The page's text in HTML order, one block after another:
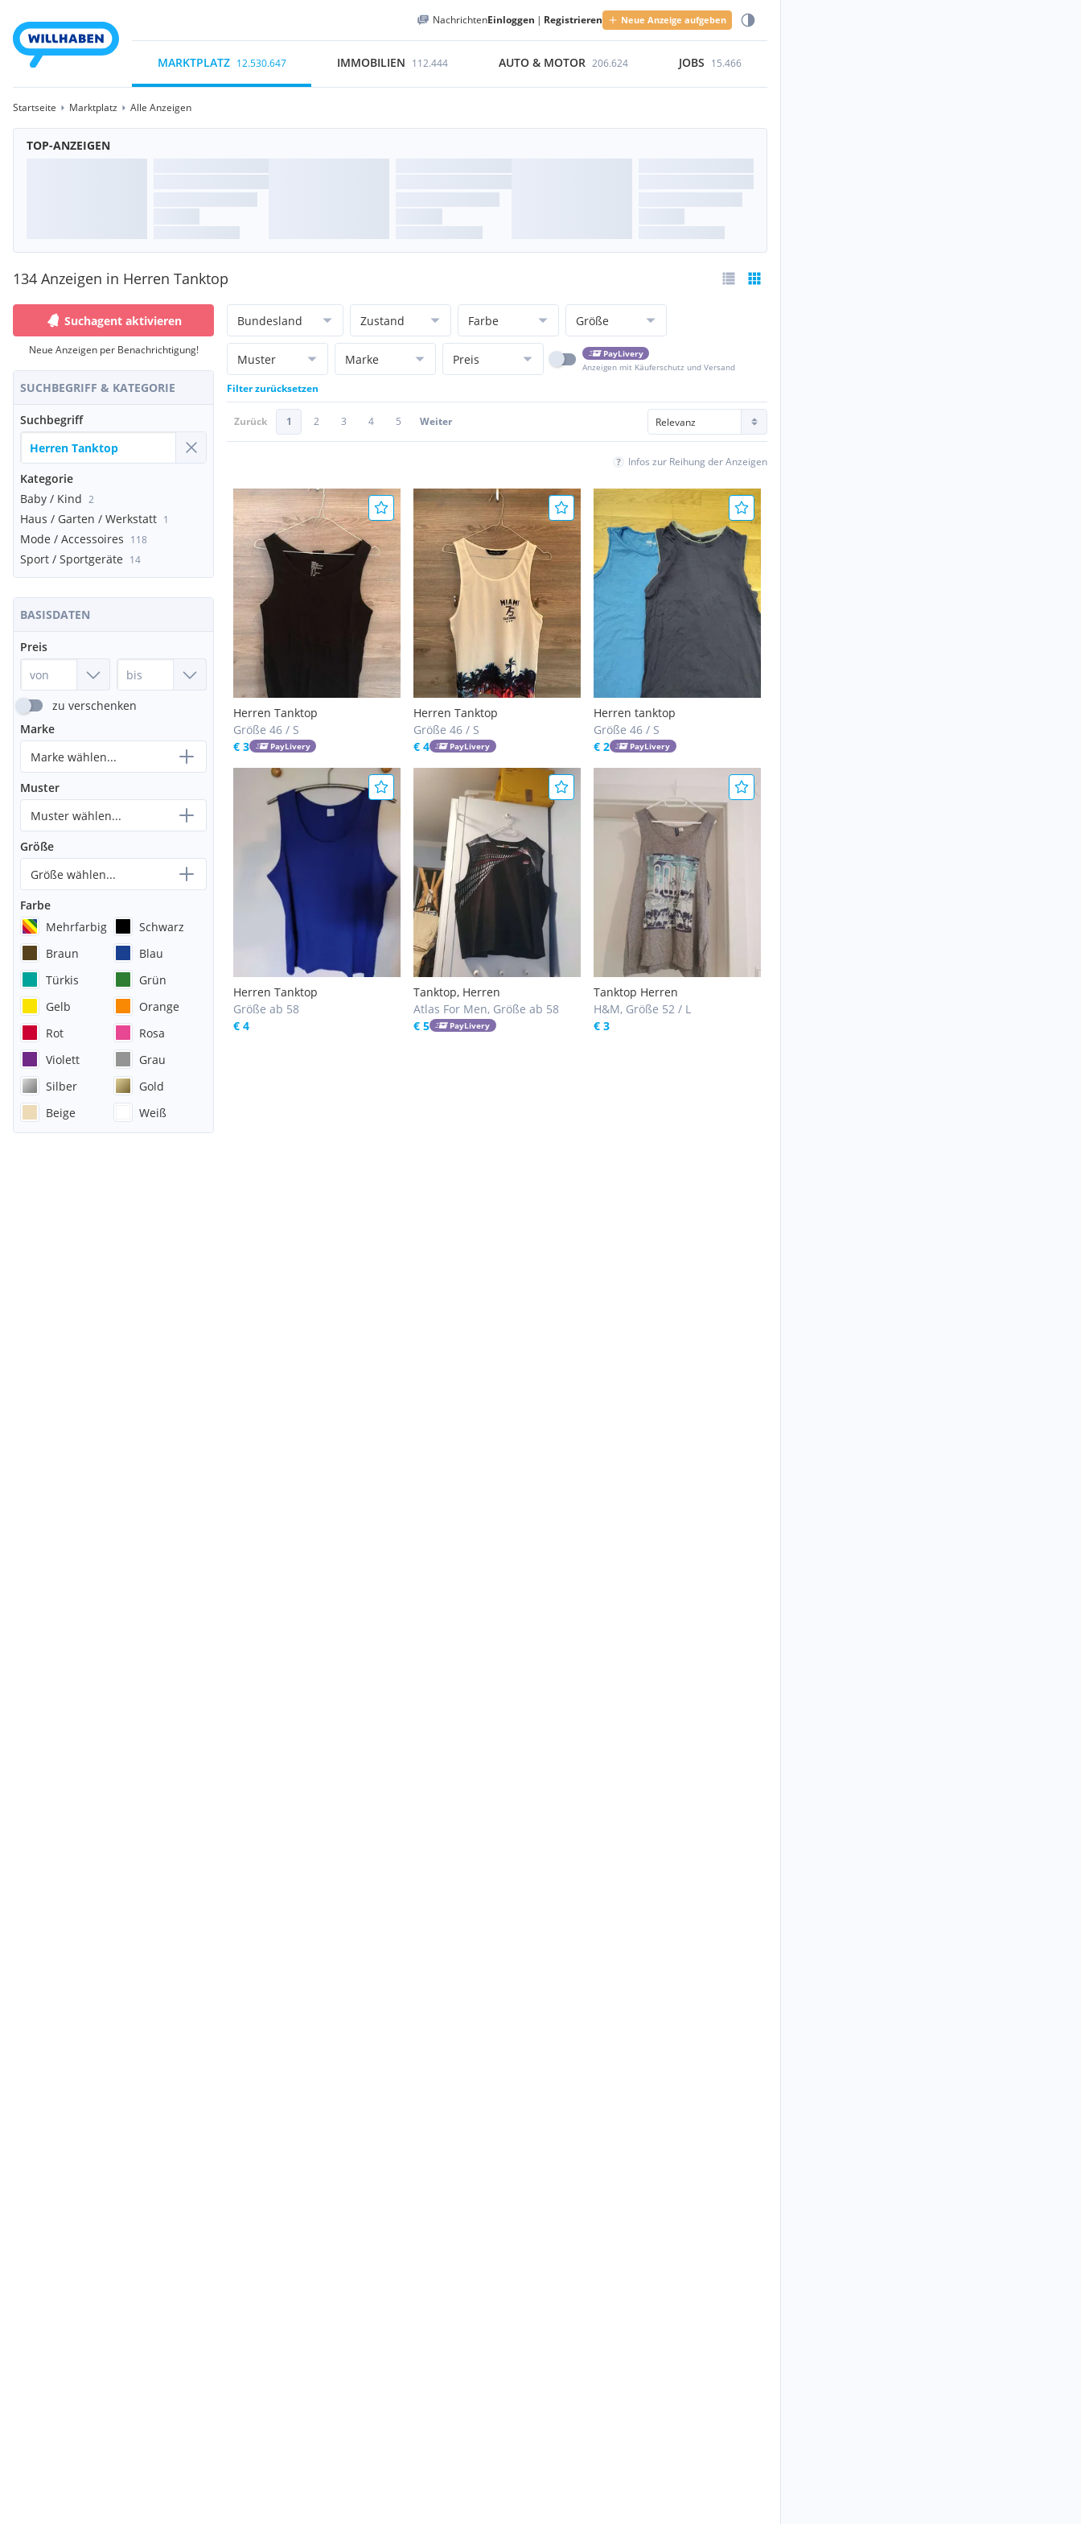
NachrichtenEinloggen | Registrieren Neue Anzeige aufgeben
MARKTPLATZ 12.530.647 IMMOBILIEN 112.444 AUTO & MOTOR 206.624 JOBS 15.466
Startseite Marktplatz Alle Anzeigen
TOP-ANZEIGEN
134 Anzeigen in Herren Tanktop
Suchagent aktivieren
Neue Anzeigen per Benachrichtigung!
SUCHBEGRIFF & KATEGORIE
Suchbegriff
Kategorie
Baby / Kind 2
Haus / Garten / Werkstatt 1
Mode / Accessoires 118
Sport / Sportgeräte 14
BASISDATEN
Preis
zu verschenken
Marke
Marke wählen...
Muster
Muster wählen...
Größe
Größe wählen...
Farbe
Mehrfarbig
Schwarz
Braun
Blau
Türkis
Grün
Gelb
Orange
Rot
Rosa
Violett
Grau
Silber
Gold
Beige
Weiß
Bundesland Zustand Farbe Größe
Muster Marke Preis
PayLivery
Anzeigen mit Käuferschutz und Versand
Filter zurücksetzen
Zurück 1 2 3 4 5 Weiter
Infos zur Reihung der Anzeigen
Herren Tanktop
Größe 46 / S
€ 3
PayLivery
Herren Tanktop
Größe 46 / S
€ 4
PayLivery
Herren tanktop
Größe 46 / S
€ 2
PayLivery
Herren Tanktop
Größe ab 58
€ 4
Tanktop, Herren
Atlas For Men, Größe ab 58
€ 5
PayLivery
Tanktop Herren
H&M, Größe 52 / L
€ 3